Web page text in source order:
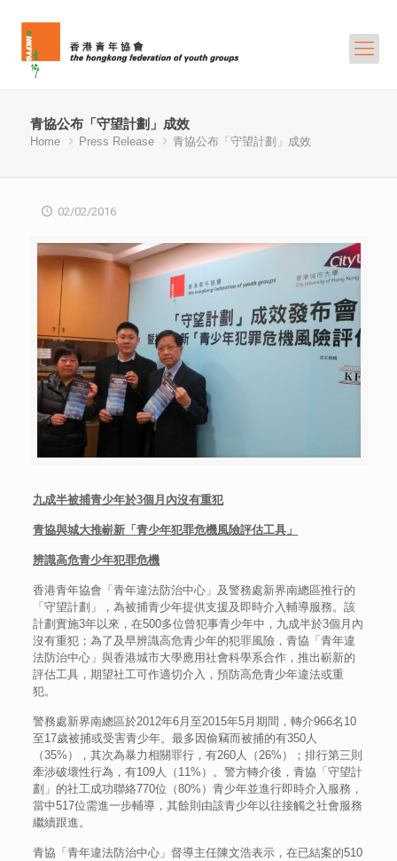
青協公布「守望計劃」成效
Home Press Release 青協公布「守望計劃」成效
02/02/2016
九成半被捕青少年於3個月內沒有重犯
青協與城大推嶄新「青少年犯罪危機風險評估工具」
辨識高危青少年犯罪危機
香港青年協會「青年違法防治中心」及警務處新界南總區推行的
「守望計劃」，為被捕青少年提供支援及即時介入輔導服務。該
計劃實施3年以來，在500多位曾犯事青少年中，九成半於3個月內
沒有重犯；為了及早辨識高危青少年的犯罪風險，青協「青年違
法防治中心」與香港城市大學應用社會科學系合作，推出嶄新的
評估工具，期望社工可作適切介入，預防高危青少年違法或重
犯。
警務處新界南總區於2012年6月至2015年5月期間，轉介966名10
至17歲被捕或受害青少年。最多因偷竊而被捕的有350人
（35%），其次為暴力相關罪行，有260人（26%）；排行第三則
牽涉破壞性行為，有109人（11%）。警方轉介後，青協「守望計
劃」的社工成功聯絡770位（80%）青少年並進行即時介入服務，
當中517位需進一步輔導，其餘則由該青少年以往接觸之社會服務
繼續跟進。
青協「青年違法防治中心」督導主任陳文浩表示，在已結案的510